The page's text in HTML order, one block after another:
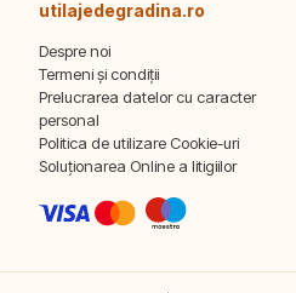
utilajedegradina.ro
Despre noi
Termeni și condiții
Prelucrarea datelor cu caracter
personal
Politica de utilizare Cookie-uri
Soluționarea Online a litigiilor